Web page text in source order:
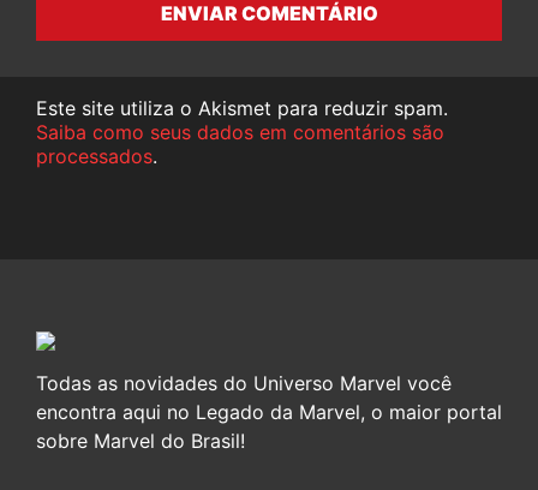
ENVIAR COMENTÁRIO
Este site utiliza o Akismet para reduzir spam.
Saiba como seus dados em comentários são
processados.
Todas as novidades do Universo Marvel você
encontra aqui no Legado da Marvel, o maior portal
sobre Marvel do Brasil!